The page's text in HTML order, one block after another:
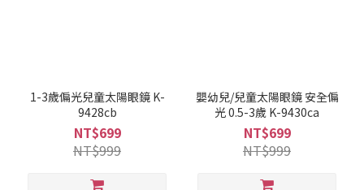
1-3歲偏光兒童太陽眼鏡 K-
9428cb
NT$699
NT$999
嬰幼兒/兒童太陽眼鏡 安全偏
光 0.5-3歲 K-9430ca
NT$699
NT$999